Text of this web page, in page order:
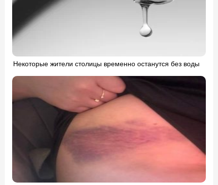
Некоторые жители столицы временно останутся без воды